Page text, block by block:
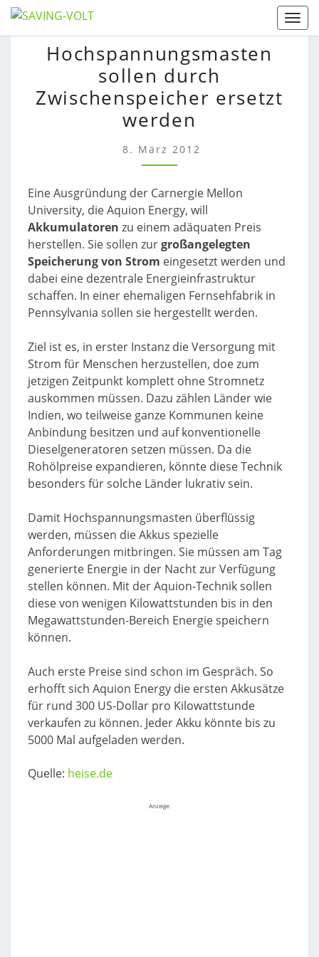
Skip
to
SOLLEN
DURCH
ZWISCHENSPEICHER
ERSETZT
WERDEN
Hochspannungsmasten
sollen durch
Zwischenspeicher ersetzt
werden
8. März 2012
Eine Ausgründung der Carnergie Mellon
University, die Aquion Energy, will
Akkumulatoren zu einem adäquaten Preis
herstellen. Sie sollen zurgroßangelegten
Speicherung von Strom eingesetzt werden und
dabei eine dezentrale Energieinfrastruktur
schaffen. In einer ehemaligen Fernsehfabrik in
Pennsylvania sollen sie hergestellt werden.
Ziel ist es, in erster Instanz die Versorgung mit
Strom für Menschen herzustellen, doe zum
jetzigen Zeitpunkt komplett ohne Stromnetz
auskommen müssen. Dazu zählen Länder wie
Indien, wo teilweise ganze Kommunen keine
Anbindung besitzen und auf konventionelle
Dieselgeneratoren setzen müssen. Da die
Rohölpreise expandieren, könnte diese Technik
besonders für solche Länder lukrativ sein.
Damit Hochspannungsmasten überflüssig
werden, müssen die Akkus spezielle
Anforderungen mitbringen. Sie müssen am Tag
generierte Energie in der Nacht zur Verfügung
stellen können. Mit der Aquion-Technik sollen
diese von wenigen Kilowattstunden bis in den
Megawattstunden-Bereich Energie speichern
können.
Auch erste Preise sind schon im Gespräch. So
erhofft sich Aquion Energy die ersten Akkusätze
für rund 300 US-Dollar pro Kilowattstunde
verkaufen zu können. Jeder Akku könnte bis zu
5000 Mal aufgeladen werden.
Quelle: heise.de
Anzeige: